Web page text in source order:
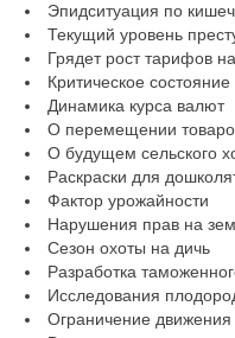
Эпидситуация по
Текущий уровень
Грядет рост тарифов
Критическое
Динамика курса валют
О перемещении
О будущем сельского
Раскраски для
Фактор урожайности
Нарушения прав на
Сезон охоты на дичь
Разработка
Исследования
Ограничение движения